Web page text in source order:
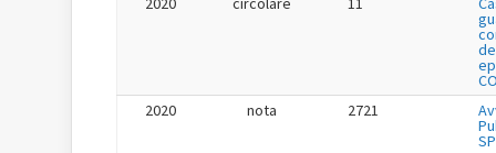
2020
nota 2721